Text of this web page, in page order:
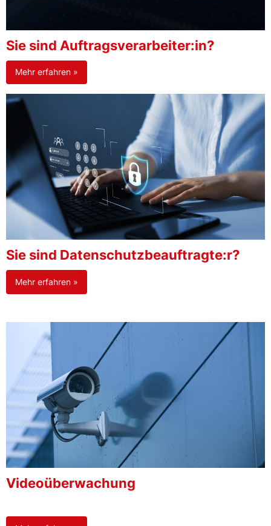
Sie sind Auftragsverarbeiter:in?
Mehr erfahren »
Sie sind Datenschutzbeauftragte:r?
Mehr erfahren »
Videoüberwachung